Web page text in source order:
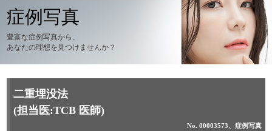
症例写真
豊富な症例写真から、
あなたの理想を見つけませんか？
二重埋没法
(担当医:TCB 医師)
No. 00003573、症例写真